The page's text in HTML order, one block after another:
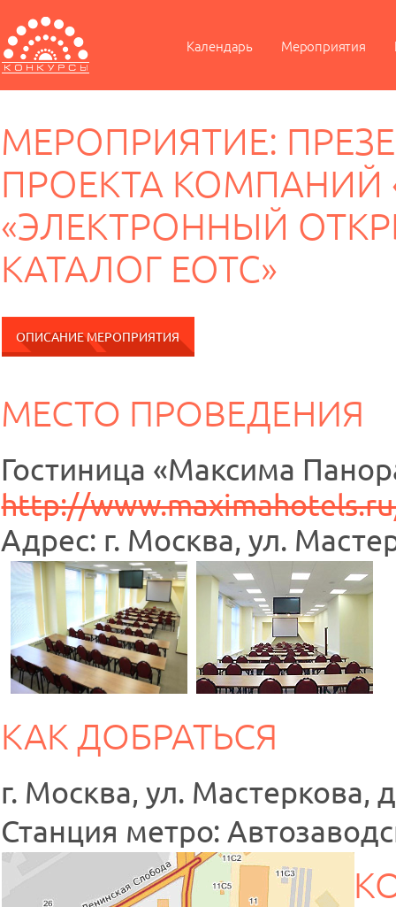
Календарь Мероприятия
МЕРОПРИЯТИЕ:
ПРОЕКТА КОМПАНИЙ
«ЭЛЕКТРОННЫЙ
КАТАЛОГ EOTC»
ОПИСАНИЕ МЕРОПРИЯТИЯ
МЕСТО ПРОВЕДЕНИЯ
Гостиница «Максима
http://
Адрес: г. Москва, ул.
КАК ДОБРАТЬСЯ
г. Москва, ул. Мастеркова,
Станция метро: